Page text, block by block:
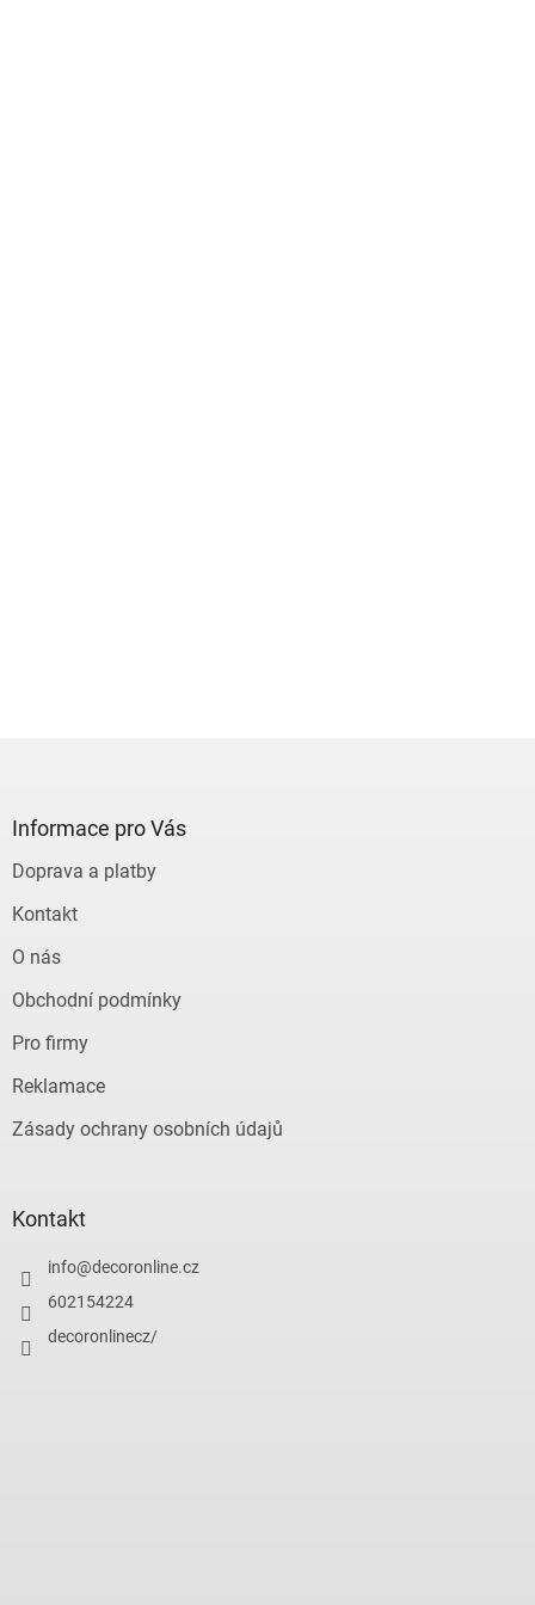
Informace pro Vás
Doprava a platby
Kontakt
O nás
Obchodní podmínky
Pro firmy
Reklamace
Zásady ochrany osobních údajů
Kontakt
info@decoronline.cz
602154224
decoronlinecz/